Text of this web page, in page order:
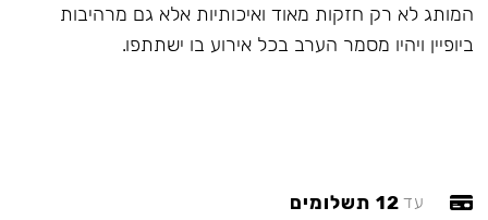
המותג לא רק חזקות מאוד ואיכותיות אלא גם מרהיבות
ביופיין ויהיו מסמר הערב בכל אירוע בו ישתתפו.
עד 12 תשלומים